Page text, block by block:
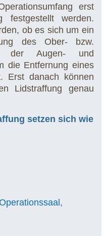
erst
festgestellt werden.
ob es sich um ein
des Ober- bzw.
der Augen- und
die Entfernung eines
Erst danach können
Lidstraffung genau
setzen sich wie